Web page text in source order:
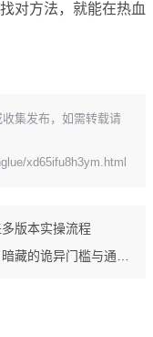
对方法，就能在热血
收集发布，如需转载请
xd65ifu8h3ym.html
版本实操流程
诡异门槛与通关前置